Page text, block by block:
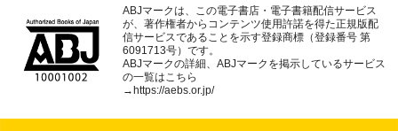
ABJマークは、この電子書店・電子書籍配信サービス
が、著作権者からコンテンツ使用許諾を得た正規版配
信サービスであることを示す登録商標（登録番号 第
6091713号）です。
ABJマークの詳細、ABJマークを掲示しているサービス
の一覧はこちら
→https://aebs.or.jp/